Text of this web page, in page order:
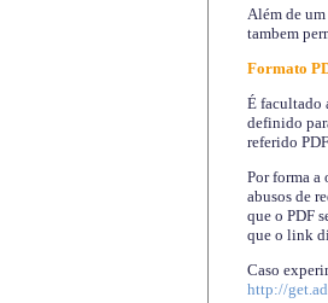
Além de
tambem
Formato
É facultado
definido
referido
Por forma a
abusos de
que o PDF
que o link
Caso
http://